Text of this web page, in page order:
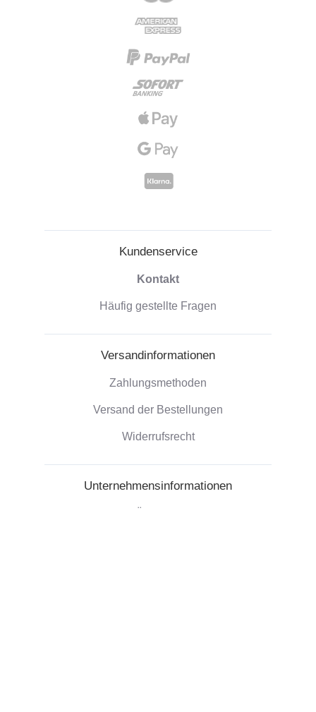
Kundenservice
Kontakt
Häufig gestellte Fragen
Versandinformationen
Zahlungsmethoden
Versand der Bestellungen
Widerrufsrecht
Unternehmensinformationen